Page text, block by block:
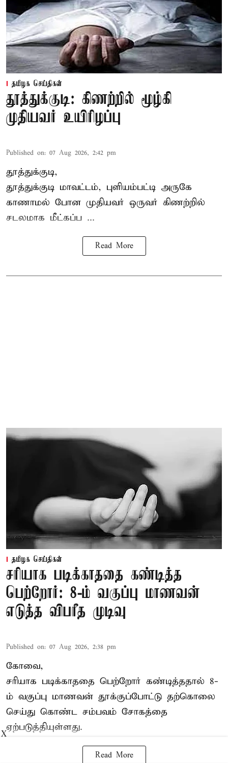
தமிழக செய்திகள்
தூத்துக்குடி: கிணற்றில் மூழ்கி
முதியவர் உயிரிழப்பு
Published on: 07 Aug 2026, 2:42 pm
தூத்துக்குடி,
தூத்துக்குடி மாவட்டம், புளியம்பட்டி அருகே
காணாமல் போன முதியவர் ஒருவர் கிணற்றில்
சடலமாக மீட்கப்ப ...
Read More
தமிழக செய்திகள்
சரியாக படிக்காததை கண்டித்த
பெற்றோர்: 8-ம் வகுப்பு மாணவன்
எடுத்த விபரீத முடிவு
Published on: 07 Aug 2026, 2:38 pm
கோவை,
சரியாக படிக்காததை பெற்றோர் கண்டித்ததால் 8-
ம் வகுப்பு மாணவன் தூக்குப்போட்டு தற்கொலை
செய்து கொண்ட சம்பவம் சோகத்தை
ஏற்படுத்தியுள்ளது.
Read More
X